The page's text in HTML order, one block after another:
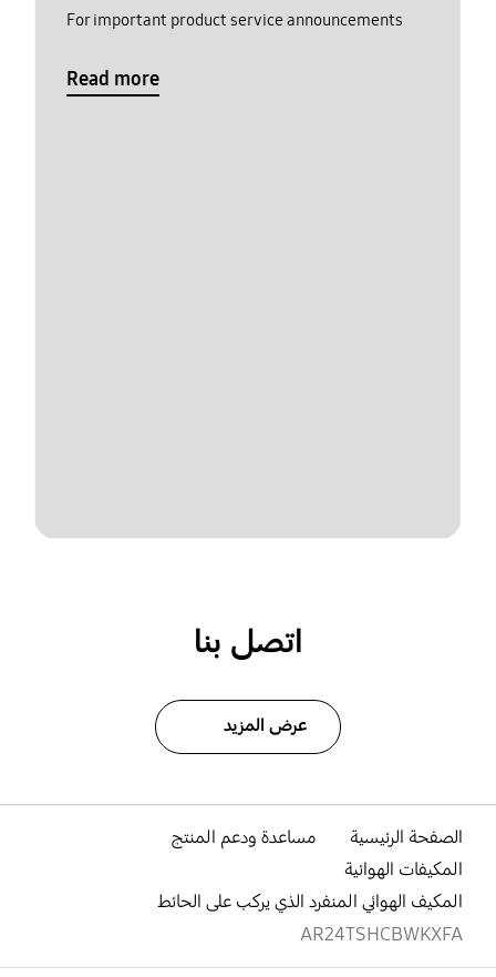
For important product service announcements
Read more
اتصل بنا
عرض المزيد
الصفحة الرئيسية
مساعدة ودعم المنتج
المكيفات الهوائية
المكيف الهوائي المنفرد الذي يركب على الحائط
AR24TSHCBWKXFA